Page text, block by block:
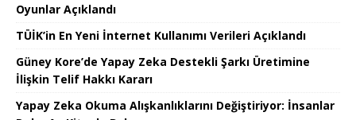
Oyunlar Açıklandı
TÜİK’in En Yeni İnternet Kullanımı Verileri Açıklandı
Güney Kore’de Yapay Zeka Destekli Şarkı Üretimine
İlişkin Telif Hakkı Kararı
Yapay Zeka Okuma Alışkanlıklarını Değiştiriyor: İnsanlar